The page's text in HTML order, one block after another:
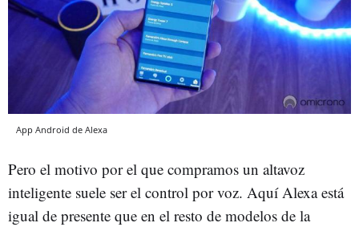
App Android de Alexa
Pero el motivo por el que compramos un altavoz
inteligente suele ser el control por voz. Aquí Alexa está
igual de presente que en el resto de modelos de la